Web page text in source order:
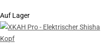
Auf Lager